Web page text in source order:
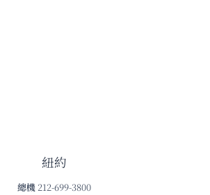
紐約
總機 212-699-3800